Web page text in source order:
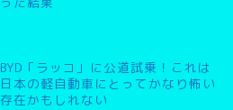
BYD「ラッコ」に公道試乗！これは
日本の軽自動車にとってかなり怖い
存在かもしれない